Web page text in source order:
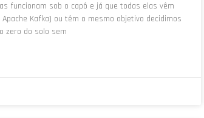
funcionam sob o capô e já que todas elas vêm
Kafka) ou têm o mesmo objetivo decidimos
zero do solo sem